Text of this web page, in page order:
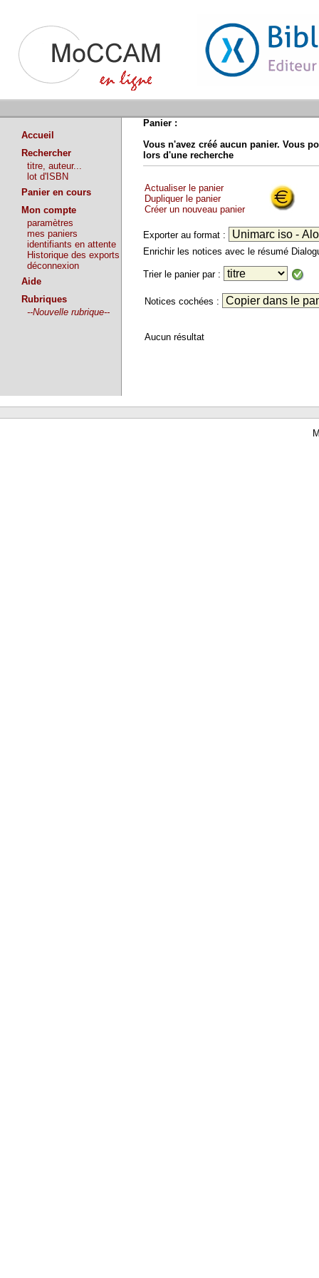
Accueil
Rechercher
titre, auteur...
lot d'ISBN
Panier en cours
Mon compte
paramètres
mes paniers
identifiants en attente
Historique des exports
déconnexion
Aide
Rubriques
--Nouvelle rubrique--
Panier :
Vous n'avez créé aucun panier. Vous
lors d'une recherche
Actualiser le panier
Dupliquer le panier
Créer un nouveau panier
Exporter au format :
Enrichir les notices avec le résumé
Trier le panier par :
Notices cochées :
Aucun résultat